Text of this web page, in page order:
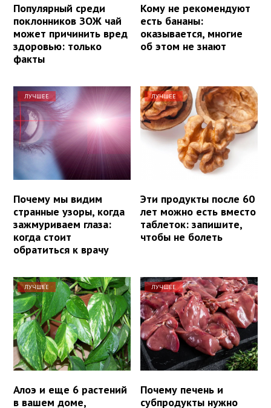
Популярный среди
поклонников ЗОЖ чай
может причинить вред
здоровью: только
факты
Кому не рекомендуют
есть бананы:
оказывается, многие
об этом не знают
ЛУЧШЕЕ
Почему мы видим
странные узоры, когда
зажмуриваем глаза:
когда стоит
обратиться к врачу
ЛУЧШЕЕ
Эти продукты после 60
лет можно есть вместо
таблеток: запишите,
чтобы не болеть
ЛУЧШЕЕ
Алоэ и еще 6 растений
в вашем доме,
ЛУЧШЕЕ
Почему печень и
субпродукты нужно